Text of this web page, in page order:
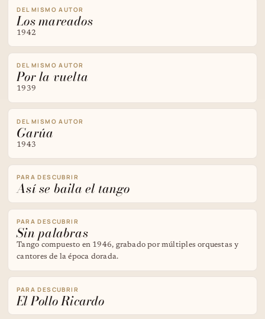
DEL MISMO AUTOR
Los mareados
1942
DEL MISMO AUTOR
Por la vuelta
1939
DEL MISMO AUTOR
Garúa
1943
PARA DESCUBRIR
Así se baila el tango
PARA DESCUBRIR
Sin palabras
Tango compuesto en 1946, grabado por múltiples orquestas y
cantores de la época dorada.
PARA DESCUBRIR
El Pollo Ricardo